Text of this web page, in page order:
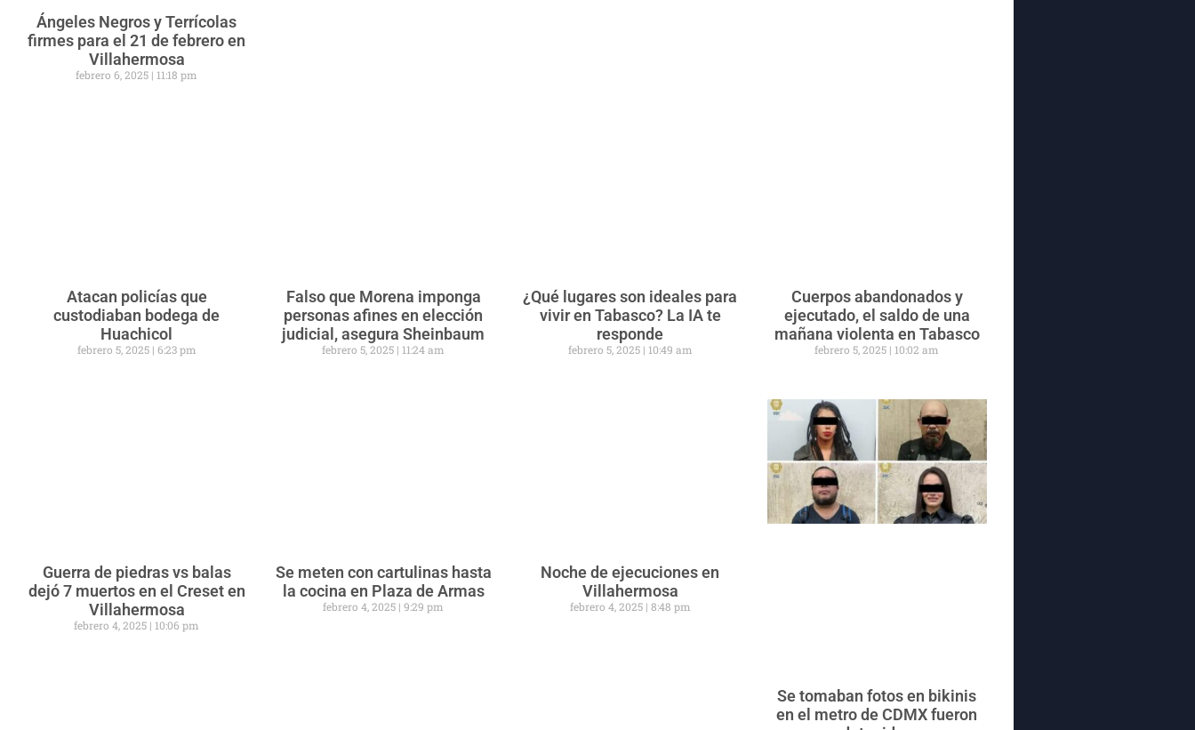
Ángeles Negros y Terrícolas
firmes para el 21 de febrero en
Villahermosa
febrero 6, 2025 11:18 pm
Atacan policías que
custodiaban bodega de
Huachicol
febrero 5, 2025 6:23 pm
Falso que Morena imponga
personas afines en elección
judicial, asegura Sheinbaum
febrero 5, 2025 11:24 am
¿Qué lugares son ideales para
vivir en Tabasco? La IA te
responde
febrero 5, 2025 10:49 am
Cuerpos abandonados y
ejecutado, el saldo de una
mañana violenta en Tabasco
febrero 5, 2025 10:02 am
Guerra de piedras vs balas
dejó 7 muertos en el Creset en
Villahermosa
febrero 4, 2025 10:06 pm
Se meten con cartulinas hasta
la cocina en Plaza de Armas
febrero 4, 2025 9:29 pm
Noche de ejecuciones en
Villahermosa
febrero 4, 2025 8:48 pm
Se tomaban fotos en bikinis
en el metro de CDMX fueron